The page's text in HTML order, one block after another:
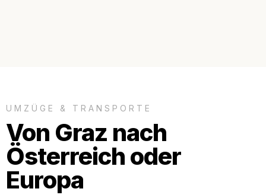
UMZÜGE & TRANSPORTE
Von Graz nach
Österreich oder
Europa